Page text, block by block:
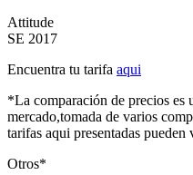
Attitude
SE 2017
Encuentra tu tarifa aqui
*La comparación de precios es
mercado,tomada de varios
tarifas aqui presentadas pueden
Otros*